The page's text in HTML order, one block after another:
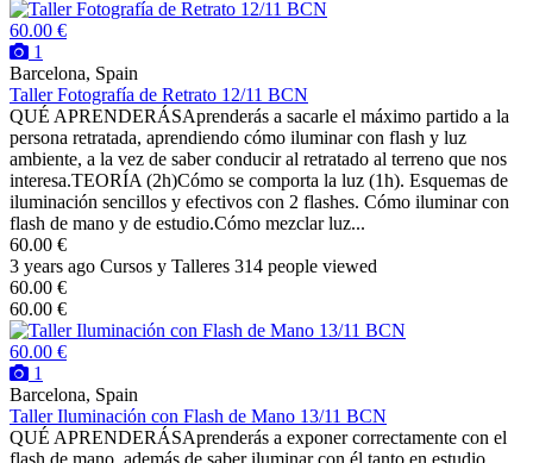
60.00 €
1
Barcelona, Spain
Taller Fotografía de Retrato 12/11 BCN
QUÉ APRENDERÁSAprenderás a sacarle el máximo partido a la
persona retratada, aprendiendo cómo iluminar con flash y luz
ambiente, a la vez de saber conducir al retratado al terreno que nos
interesa.TEORÍA (2h)Cómo se comporta la luz (1h). Esquemas de
iluminación sencillos y efectivos con 2 flashes. Cómo iluminar con
flash de mano y de estudio.Cómo mezclar luz...
60.00 €
3 years ago Cursos y Talleres 314 people viewed
60.00 €
60.00 €
60.00 €
1
Barcelona, Spain
Taller Iluminación con Flash de Mano 13/11 BCN
QUÉ APRENDERÁSAprenderás a exponer correctamente con el